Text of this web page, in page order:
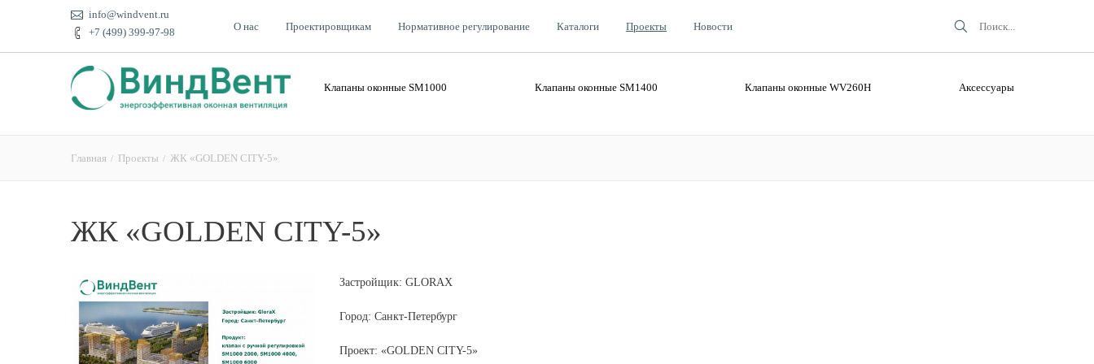
info@windvent.ru
+7 (499) 399-97-98
О нас Проектировщикам Нормативное регулирование Каталоги Проекты Новости
Клапаны оконные SM1000 Клапаны оконные SM1400 Клапаны оконные WV260H Аксессуары
Главная Проекты ЖК «GOLDEN CITY-5»
ЖК «GOLDEN CITY-5»
Застройщик: GLORAX
Город: Санкт-Петербург
Проект: «GOLDEN CITY-5»